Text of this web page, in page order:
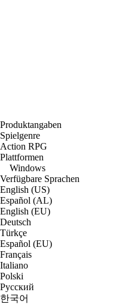
Produktangaben
Spielgenre
Action RPG
Plattformen
Windows
Verfügbare Sprachen
English (US)
Español (AL)
English (EU)
Deutsch
Türkçe
Español (EU)
Français
Italiano
Polski
Русский
한국어